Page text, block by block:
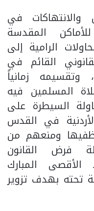
والانتهاكات في
المقدسة
الرامية إلى
القائم في
وتقسيمه زمانياً
المسلمين فيه
السيطرة على
في القدس
ومنعهم من
فرض القانون
الأقصى المبارك
تحته بهدف تزوير